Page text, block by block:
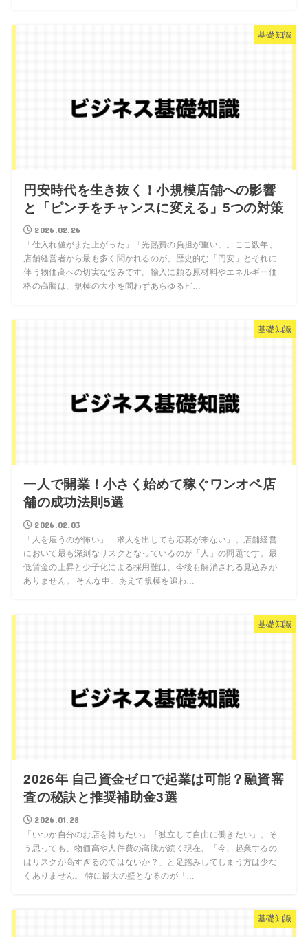
基礎知識
円安時代を生き抜く！小規模店舗への影響
と「ピンチをチャンスに変える」5つの対策
2026.02.26
「仕入れ値がまた上がった」「光熱費の負担が重い」。ここ数年、
店舗経営者から最も多く聞かれるのが、歴史的な「円安」とそれに
伴う物価高への切実な悩みです。輸入に頼る原材料やエネルギー価
格の高騰は、規模の大小を問わずあらゆるビ…
基礎知識
一人で開業！小さく始めて稼ぐワンオペ店
舗の成功法則5選
2026.02.03
「人を雇うのが怖い」「求人を出しても応募が来ない」。店舗経営
において最も深刻なリスクとなっているのが「人」の問題です。最
低賃金の上昇と少子化による採用難は、今後も解消される見込みが
ありません。 そんな中、あえて規模を追わ…
基礎知識
2026年 自己資金ゼロで起業は可能？融資審
査の秘訣と推奨補助金3選
2026.01.28
「いつか自分のお店を持ちたい」「独立して自由に働きたい」。そ
う思っても、物価高や人件費の高騰が続く現在、「今、起業するの
はリスクが高すぎるのではないか？」と足踏みしてしまう方は少な
くありません。 特に最大の壁となるのが「…
基礎知識